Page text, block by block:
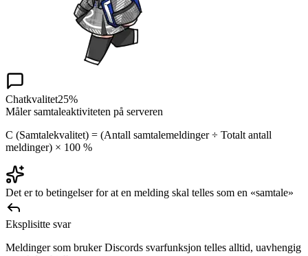
Chatkvalitet25%
Måler samtaleaktiviteten på serveren
C (Samtalekvalitet) = (Antall samtalemeldinger ÷ Totalt antall
meldinger) × 100 %
Det er to betingelser for at en melding skal telles som en «samtale»
Eksplisitte svar
Meldinger som bruker Discords svarfunksjon telles alltid, uavhengig